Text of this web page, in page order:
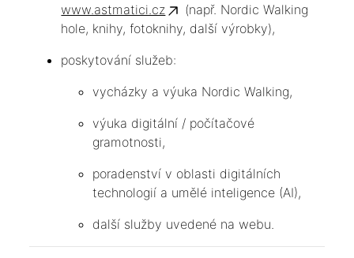
www.astmatici.cz
(např. Nordic Walking
hole, knihy, fotoknihy, další výrobky),
poskytování služeb:
vycházky a výuka Nordic Walking,
výuka digitální / počítačové
gramotnosti,
poradenství v oblasti digitálních
technologií a umělé inteligence (AI),
další služby uvedené na webu.